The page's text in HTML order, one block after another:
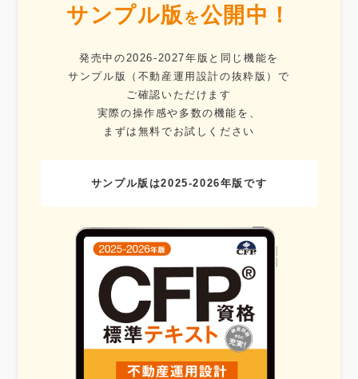
サンプル版 を公開中！
発売中の2026-2027年版と同じ機能を
サンプル版（不動産運用設計の抜粋版）で
ご確認いただけます
実際の操作感や多数の機能を、
まずは無料でお試しください
サンプル版は2025-2026年版です